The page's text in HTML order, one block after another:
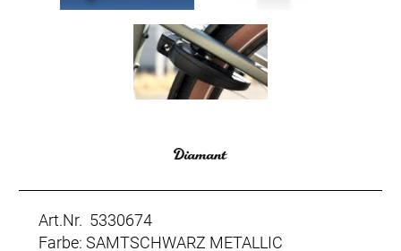
Art.Nr. 5330674
Farbe: SAMTSCHWARZ METALLIC